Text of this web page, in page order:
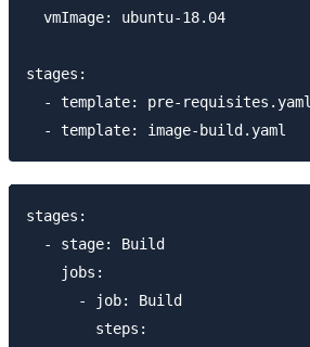
  vmImage: ubuntu-18.04
stages:
  - template: pre-requisites.yaml
stages:
  - stage: Build
    jobs:
      - job: Build
        steps: